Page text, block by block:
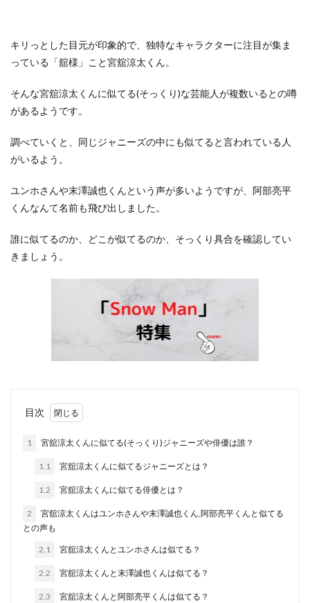
キリっとした目元が印象的で、独特なキャラクターに注目が集ま
っている「舘様」こと宮舘涼太くん。
そんな宮舘涼太くんに似てる(そっくり)な芸能人が複数いるとの噂
があるようです。
調べていくと、同じジャニーズの中にも似てると言われている人
がいるよう。
ユンホさんや末澤誠也くんという声が多いようですが、阿部亮平
くんなんて名前も飛び出しました。
誰に似てるのか、どこが似てるのか、そっくり具合を確認してい
きましょう。
目次
1 宮舘涼太くんに似てる(そっくり)ジャニーズや俳優は誰？
1.1 宮舘涼太くんに似てるジャニーズとは？
1.2 宮舘涼太くんに似てる俳優とは？
2
宮舘涼太くんはユンホさんや末澤誠也くん,阿部亮平くんと似てる
との声も
2.1 宮舘涼太くんとユンホさんは似てる？
2.2 宮舘涼太くんと末澤誠也くんは似てる？
2.3 宮舘涼太くんと阿部亮平くんは似てる？